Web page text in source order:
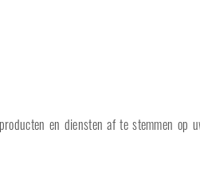
en diensten af te stemmen op